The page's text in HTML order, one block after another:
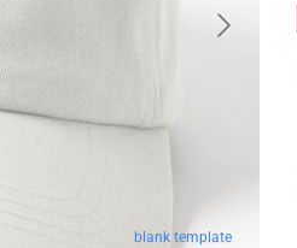
blank template